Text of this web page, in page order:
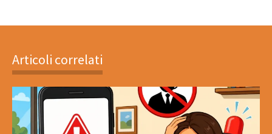
Articoli correlati